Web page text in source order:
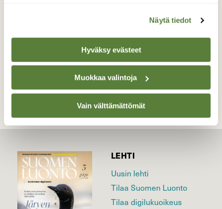
Näytä tiedot
Hyväksy evästeet
Muokkaa valintoja
Vain välttämättömät
joka hoivakodin
LEHTI
Uusin lehti
Tilaa Suomen Luonto
Tilaa digilukuoikeus